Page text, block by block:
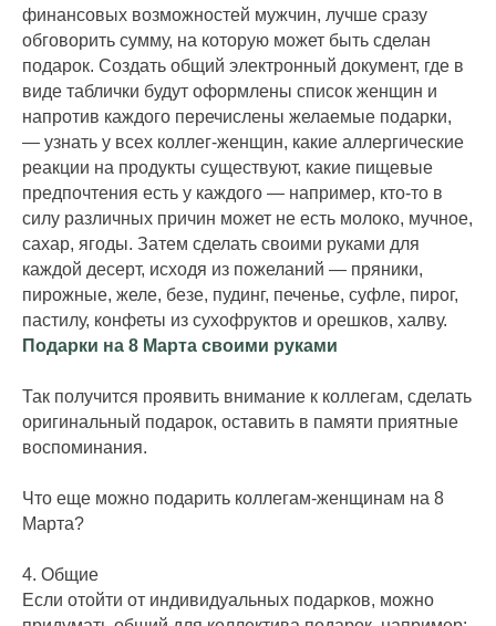
финансовых возможностей мужчин, лучше сразу
обговорить сумму, на которую может быть сделан
подарок. Создать общий электронный документ, где в
виде таблички будут оформлены список женщин и
напротив каждого перечислены желаемые подарки,
— узнать у всех коллег-женщин, какие аллергические
реакции на продукты существуют, какие пищевые
предпочтения есть у каждого — например, кто-то в
силу различных причин может не есть молоко, мучное,
сахар, ягоды. Затем сделать своими руками для
каждой десерт, исходя из пожеланий — пряники,
пирожные, желе, безе, пудинг, печенье, суфле, пирог,
пастилу, конфеты из сухофруктов и орешков, халву.
Подарки на 8 Марта своими руками
Так получится проявить внимание к коллегам, сделать
оригинальный подарок, оставить в памяти приятные
воспоминания.
Что еще можно подарить коллегам-женщинам на 8
Марта?
4. Общие
Если отойти от индивидуальных подарков, можно